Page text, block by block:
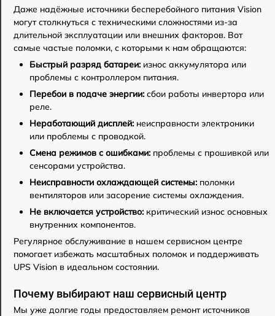
Даже надёжные источники бесперебойного питания Vision
могут столкнуться с техническими сложностями из-за
длительной эксплуатации или внешних факторов. Вот
самые частые поломки, с которыми к нам обращаются:
Быстрый разряд батареи: износ аккумулятора или
проблемы с контроллером питания.
Перебои в подаче энергии: сбои работы инвертора или
реле.
Неработающий дисплей: неисправности электроники
или проблемы с проводкой.
Смена режимов с ошибками: проблемы с прошивкой или
сенсорами устройства.
Неисправности охлаждающей системы: поломки
вентиляторов или засорение системы охлаждения.
Не включается устройство: критический износ основных
внутренних компонентов.
Регулярное обслуживание в нашем сервисном центре
помогает избежать масштабных поломок и поддерживать
UPS Vision в идеальном состоянии.
Почему выбирают наш сервисный центр
Мы уже долгие годы предоставляем ремонт источников